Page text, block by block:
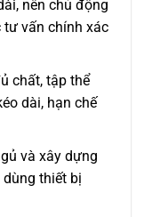
nên chủ động
vấn chính xác
chất, tập thể
dài, hạn chế
và xây dựng
thiết bị